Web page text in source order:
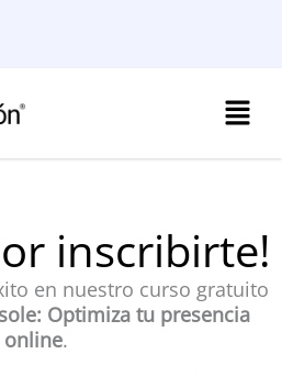
Menú
inscribirte!
en nuestro curso gratuito
Optimiza tu presencia
online.